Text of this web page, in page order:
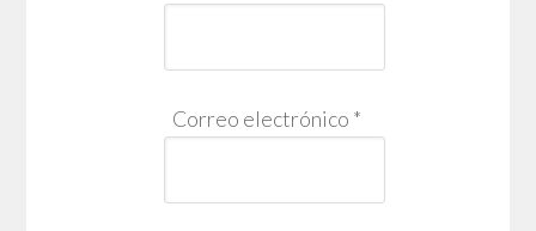
Correo electrónico *